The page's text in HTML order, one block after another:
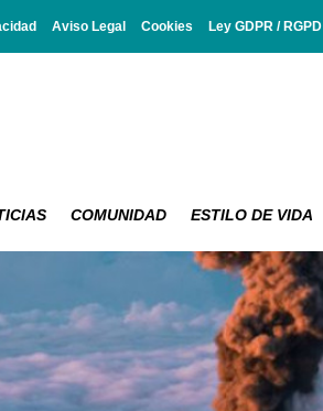
Aviso Legal Cookies Ley GDPR / RGPD
COMUNIDAD ESTILO DE VIDA